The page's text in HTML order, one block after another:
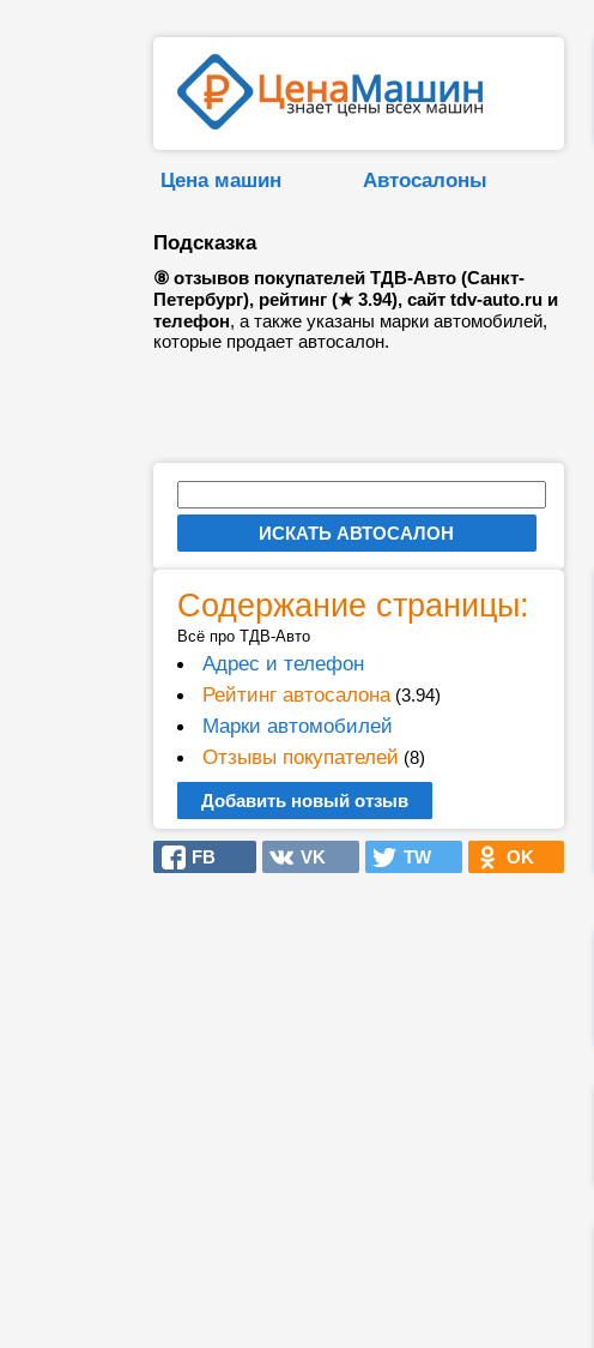
Цена машин Автосалоны
Подсказка
⑧ отзывов покупателей ТДВ-Авто (Санкт-
Петербург), рейтинг (★ 3.94), сайт tdv-auto.ru и
телефон, а также указаны марки автомобилей,
которые продает автосалон.
Содержание страницы:
Всё про ТДВ-Авто
Адрес и телефон
Рейтинг автосалона(3.94)
Марки автомобилей
Отзывы покупателей (8)
Добавить новый отзыв
FB VK TW OK